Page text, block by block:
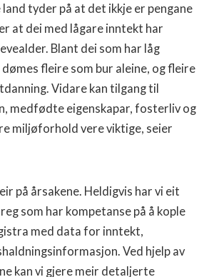
tyder på at det ikkje er pengane
at dei med lågare inntekt har
Blant dei som har låg
fleire som bur aleine, og fleire
Vidare kan tilgang til
medfødte eigenskapar, fosterliv og
miljøforhold vere viktige, seier
på årsakene. Heldigvis har vi eit
som har kompetanse på å kople
med data for inntekt,
Ved hjelp av
kan vi gjere meir detaljerte